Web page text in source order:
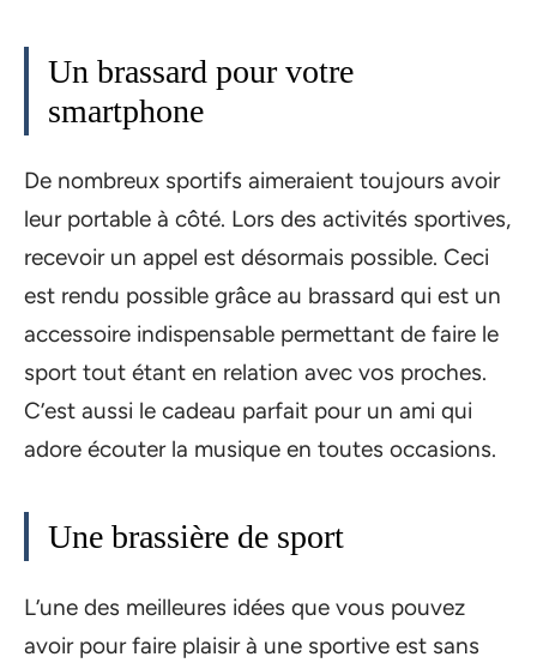
Un brassard pour votre
smartphone
De nombreux sportifs aimeraient toujours avoir
leur portable à côté. Lors des activités sportives,
recevoir un appel est désormais possible. Ceci
est rendu possible grâce au brassard qui est un
accessoire indispensable permettant de faire le
sport tout étant en relation avec vos proches.
C’est aussi le cadeau parfait pour un ami qui
adore écouter la musique en toutes occasions.
Une brassière de sport
L’une des meilleures idées que vous pouvez
avoir pour faire plaisir à une sportive est sans